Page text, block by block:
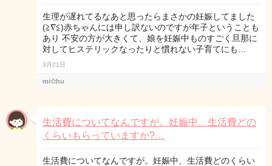
生理が遅れてるなあと思ったらまさかの妊娠してました
(≧∇≦)赤ちゃんには申し訳ないのですが年子ということも
あり 不安の方が大きくて、娘を妊娠中ものすごく旦那に
対してヒステリックなったりと慣れない子育てにも…
3月21日
mi✩hu
生活費についてなんですが。妊娠中、生活費どの
くらいもらっていますか?…
生活費についてなんですが。妊娠中、生活費どのくらい